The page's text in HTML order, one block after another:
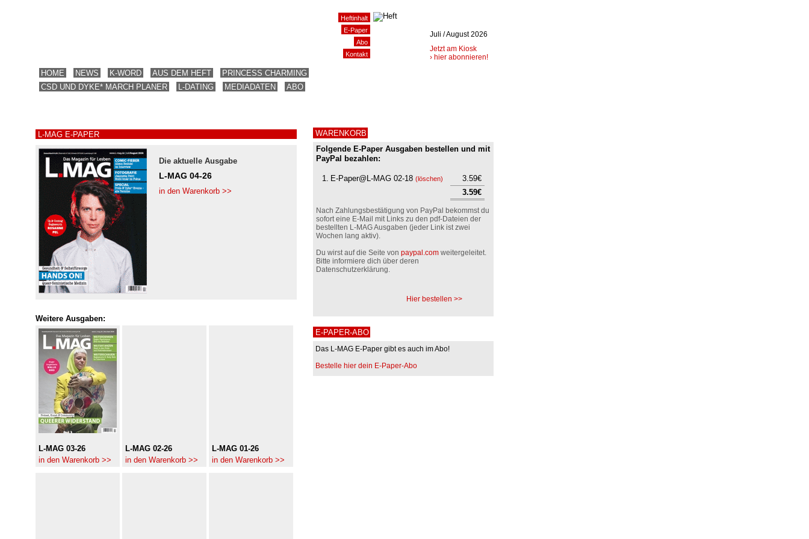
HOME NEWS K-WORD AUS DEM HEFT
PRINCESS CHARMING
CSD UND DYKE* MARCH PLANER
L-DATING MEDIADATEN ABO
L-MAG E-PAPER
Die aktuelle Ausgabe
L-MAG 04-26
in den Warenkorb >>
Weitere Ausgaben:
L-MAG 03-26
in den Warenkorb >>
L-MAG 02-26
in den Warenkorb >>
L-MAG 01-26
in den Warenkorb >>
WARENKORB
Folgende E-Paper Ausgaben bestellen und mit
PayPal bezahlen:
1. E-Paper@L-MAG 02-18 (löschen)
3.59€
3.59€
Nach Zahlungsbestätigung von PayPal bekommst du
sofort eine E-Mail mit Links zu den pdf-Dateien der
bestellten L-MAG Ausgaben (jeder Link ist zwei
Wochen lang aktiv).
Du wirst auf die Seite von paypal.com weitergeleitet.
Bitte informiere dich über deren
Datenschutzerklärung.
Hier bestellen >>
E-PAPER-ABO
Das L-MAG E-Paper gibt es auch im Abo!
Bestelle hier dein E-Paper-Abo
Heftinhalt
E-Paper
Abo
Kontakt
Juli / August 2026
Jetzt am Kiosk
› hier abonnieren!